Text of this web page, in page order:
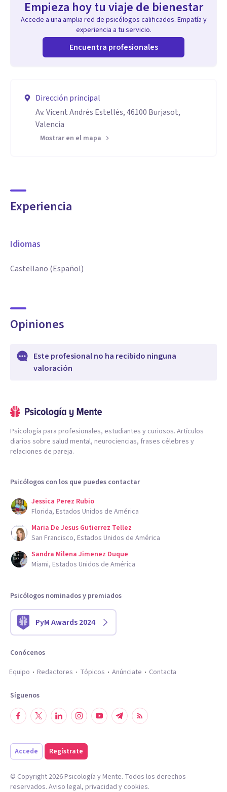
Empieza hoy tu viaje de bienestar
Accede a una amplia red de psicólogos calificados. Empatía y
experiencia a tu servicio.
Encuentra profesionales
Dirección principal
Av. Vicent Andrés Estellés, 46100 Burjasot,
Valencia
Mostrar en el mapa
Experiencia
Idiomas
Castellano (Español)
Opiniones
Este profesional no ha recibido ninguna
valoración
Psicología para profesionales, estudiantes y curiosos. Artículos
diarios sobre salud mental, neurociencias, frases célebres y
relaciones de pareja.
Psicólogos con los que puedes contactar
Jessica Perez Rubio
Florida, Estados Unidos de América
Maria De Jesus Gutierrez Tellez
San Francisco, Estados Unidos de América
Sandra Milena Jimenez Duque
Miami, Estados Unidos de América
Psicólogos nominados y premiados
PyM Awards 2024
Conócenos
Equipo
Redactores Tópicos Anúnciate Contacta
Síguenos
Accede Regístrate
© Copyright 2026Psicología y Mente. Todos los derechos
reservados. Aviso legal, privacidad y cookies.